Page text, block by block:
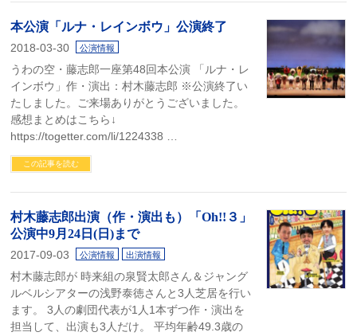
本公演「ルナ・レインボウ」公演終了
2018-03-30 公演情報
うわの空・藤志郎一座第48回本公演 「ルナ・レ
インボウ」作・演出：村木藤志郎 ※公演終了い
たしました。ご来場ありがとうございました。
感想まとめはこちら↓
https://togetter.com/li/1224338 …
この記事を読む
村木藤志郎出演（作・演出も）「Oh!!３」
公演中9月24日(日)まで
2017-09-03 公演情報 出演情報
村木藤志郎が 時来組の泉賢太郎さん＆ジャング
ルベルシアターの浅野泰徳さんと3人芝居を行い
ます。 3人の劇団代表が1人1本ずつ作・演出を
担当して、出演も3人だけ。 平均年齢49.3歳の